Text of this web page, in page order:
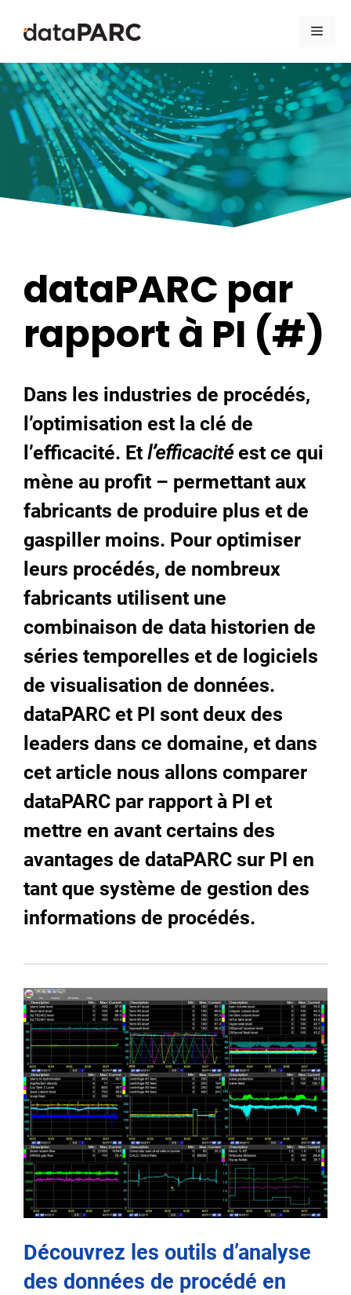
dataPARC par
rapport à PI (#)
Dans les industries de procédés,
l’optimisation est la clé de
l’efficacité. Et l’efficacité est ce qui
mène au profit – permettant aux
fabricants de produire plus et de
gaspiller moins. Pour optimiser
leurs procédés, de nombreux
fabricants utilisent une
combinaison de data historien de
séries temporelles et de logiciels
de visualisation de données.
dataPARC et PI sont deux des
leaders dans ce domaine, et dans
cet article nous allons comparer
dataPARC par rapport à PI et
mettre en avant certains des
avantages de dataPARC sur PI en
tant que système de gestion des
informations de procédés.
Découvrez les outils d’analyse
des données de procédé en